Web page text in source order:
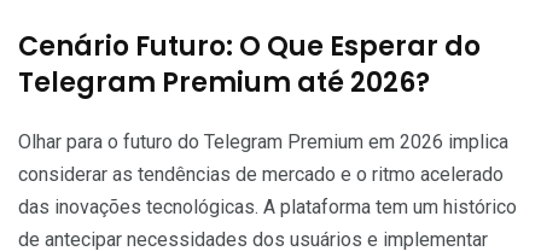
Cenário Futuro: O Que Esperar do
Telegram Premium até 2026?
Olhar para o futuro do Telegram Premium em 2026 implica
considerar as tendências de mercado e o ritmo acelerado
das inovações tecnológicas. A plataforma tem um histórico
de antecipar necessidades dos usuários e implementar